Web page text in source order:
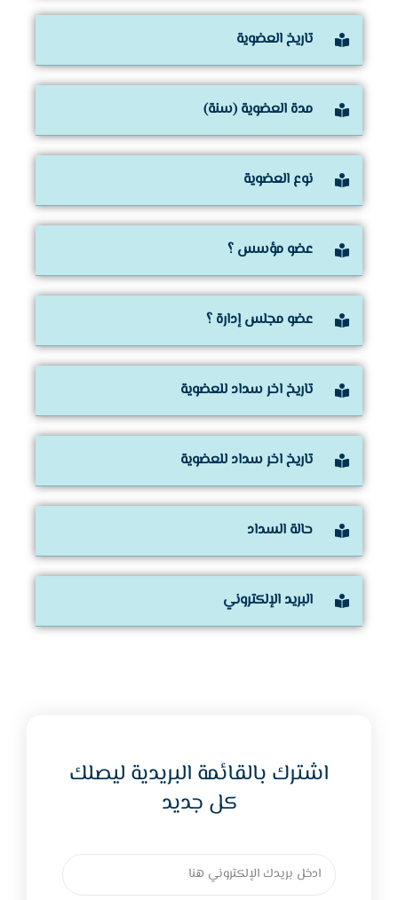
تاريخ العضوية
مدة العضوية (سنة)
نوع العضوية
عضو مؤسس ؟
عضو مجلس إدارة ؟
تاريخ اخر سداد للعضوية
تاريخ اخر سداد للعضوية
حالة السداد
البريد الإلكتروني
اشترك بالقائمة البريدية ليصلك
كل جديد